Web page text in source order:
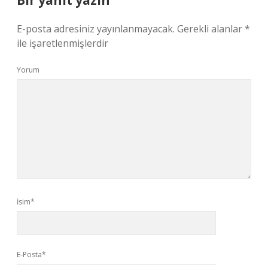
E-posta adresiniz yayınlanmayacak. Gerekli alanlar*
ile işaretlenmişlerdir
Yorum
İsim*
E-Posta*